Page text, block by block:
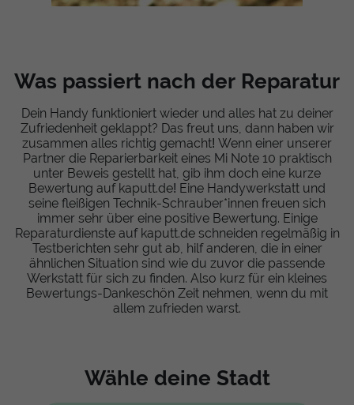
Was passiert nach der Reparatur
Dein Handy funktioniert wieder und alles hat zu deiner
Zufriedenheit geklappt? Das freut uns, dann haben wir
zusammen alles richtig gemacht! Wenn einer unserer
Partner die Reparierbarkeit eines Mi Note 10 praktisch
unter Beweis gestellt hat, gib ihm doch eine kurze
Bewertung auf kaputt.de! Eine Handywerkstatt und
seine fleißigen Technik-Schrauber*innen freuen sich
immer sehr über eine positive Bewertung. Einige
Reparaturdienste auf kaputt.de schneiden regelmäßig in
Testberichten sehr gut ab, hilf anderen, die in einer
ähnlichen Situation sind wie du zuvor die passende
Werkstatt für sich zu finden. Also kurz für ein kleines
Bewertungs-Dankeschön Zeit nehmen, wenn du mit
allem zufrieden warst.
Wähle deine Stadt